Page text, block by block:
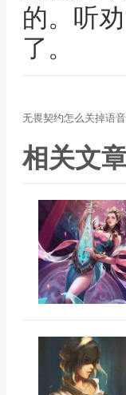
的。听
了。
无畏契约怎么关掉语音
相关文